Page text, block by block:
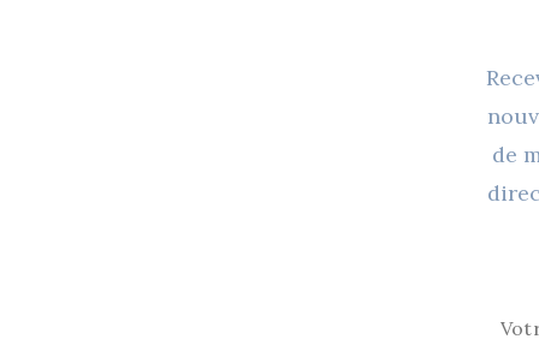
de